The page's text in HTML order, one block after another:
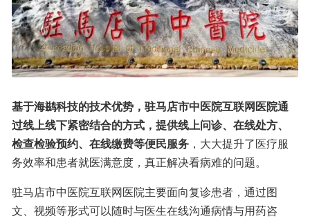
基于海鹚科技的技术优势，驻马店市中医院互联网医院通
过线上线下紧密结合的方式，提供线上问诊、在线处方、
检查检验预约、在线缴费等便民服务 ，大大提升了医疗服
务效率和患者就医满意度，真正解决看病难的问题。
驻马店市中医院互联网医院主要面向复诊患者，通过图
文、视频等形式可以随时与医生在线沟通病情与用药咨